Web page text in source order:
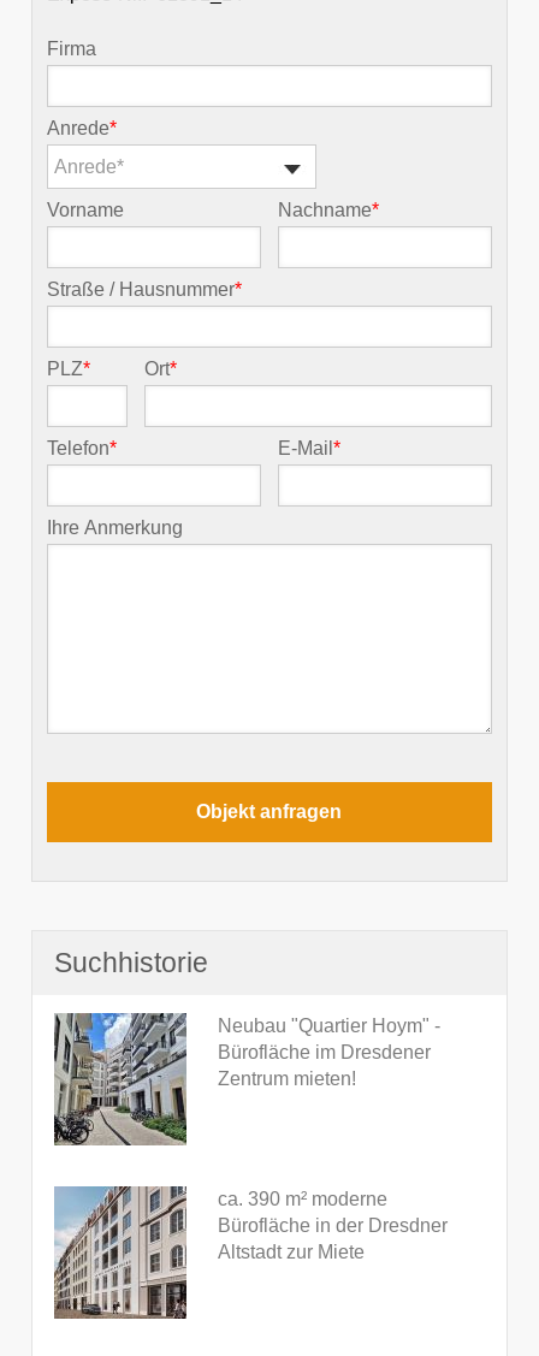
Firma
Anrede*
Anrede*
Vorname Nachname*
Straße / Hausnummer*
PLZ* Ort*
Telefon* E-Mail*
Ihre Anmerkung
Suchhistorie
Neubau "Quartier Hoym" -
Bürofläche im Dresdener
Zentrum mieten!
ca. 390 m² moderne
Bürofläche in der Dresdner
Altstadt zur Miete